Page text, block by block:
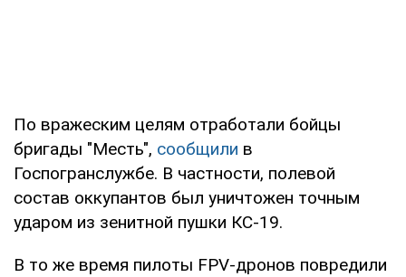
По вражеским целям отработали бойцы
бригады "Месть", сообщили в
Госпогранслужбе. В частности, полевой
состав оккупантов был уничтожен точным
ударом из зенитной пушки КС-19.
В то же время пилоты FPV-дронов повредили